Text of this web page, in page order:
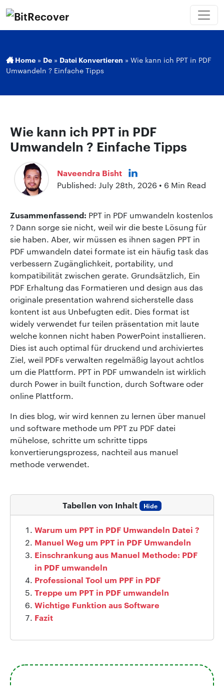
Home » De » Datei Konvertieren » Wie kann ich PPT in PDF
Umwandeln ? Einfache Tipps
Wie kann ich PPT in PDF
Umwandeln ? Einfache Tipps
Naveendra Bisht
Published: July 28th, 2026 • 6 Min Read
Zusammenfassend: PPT in PDF umwandeln kostenlos
? Dann sorge sie nicht, weil wir die beste Lösung für
sie haben. Aber, wir müssen es ihnen sagen PPT in
PDF umwandeln datei formate ist ein häufig task das
verbessern Zugänglichkeit, portability, und
kompatibilität zwischen gerate. Grundsätzlich, Ein
PDF Erhaltung das Formatieren und design aus das
originale presentation wahrend sicherstelle dass
kontent ist aus Unbefugten edit. Dies format ist
widely verwendet fur teilen präsentation mit laute
welche konnen nicht haben PowerPoint installieren.
Dies ist auch optimal für druckend und archiviertes
Ziel, weil PDFs verwalten regelmäßig layout achtlos
um die Plattform. PPT in PDF umwandeln ist wirklich
durch Power in built function, durch Software oder
online Plattform.
In dies blog, wir wird kennen zu lernen über manuel
und software methode um PPT zu PDF datei
mühelose, schritte um schritte tipps
konvertierungsprozess, nachteil aus manuel
methode verwendet.
Tabellen von Inhalt Hide
Warum um PPT in PDF Umwandeln Datei ?
Manuel Weg um PPT in PDF Umwandeln
Einschrankung aus Manuel Methode: PDF
in PDF umwandeln
Professional Tool um PPF in PDF
Treppe um PPT in PDF umwandeln
Wichtige Funktion aus Software
Fazit